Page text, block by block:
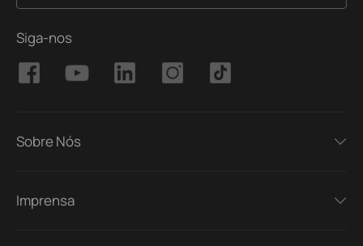
Siga-nos
Sobre Nós
Imprensa